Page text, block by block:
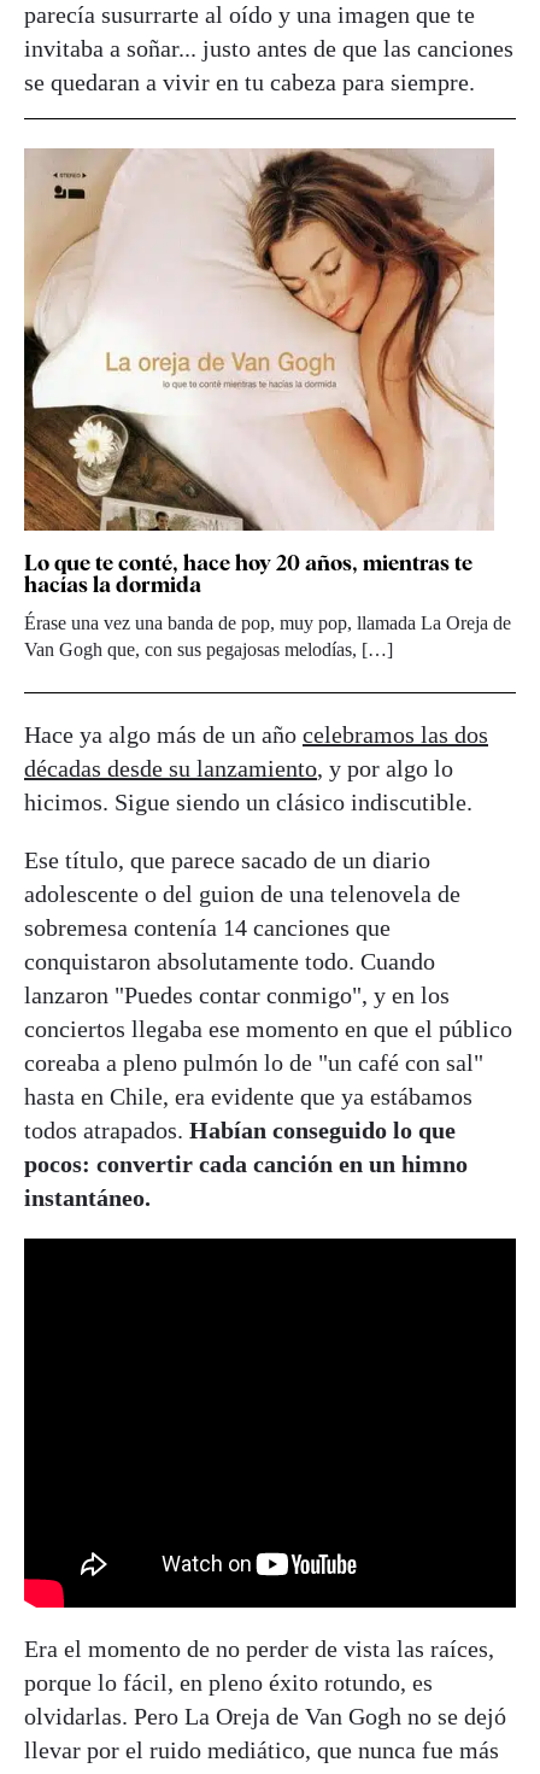
parecía susurrarte al oído y una imagen que te
invitaba a soñar... justo antes de que las canciones
se quedaran a vivir en tu cabeza para siempre.
Lo que te conté, hace hoy 20 años, mientras te
hacías la dormida
Érase una vez una banda de pop, muy pop, llamada La Oreja de
Van Gogh que, con sus pegajosas melodías, […]
Hace ya algo más de un año celebramos las dos
décadas desde su lanzamiento, y por algo lo
hicimos. Sigue siendo un clásico indiscutible.
Ese título, que parece sacado de un diario
adolescente o del guion de una telenovela de
sobremesa contenía 14 canciones que
conquistaron absolutamente todo. Cuando
lanzaron "Puedes contar conmigo", y en los
conciertos llegaba ese momento en que el público
coreaba a pleno pulmón lo de "un café con sal"
hasta en Chile, era evidente que ya estábamos
todos atrapados. Habían conseguido lo que
pocos: convertir cada canción en un himno
instantáneo.
Era el momento de no perder de vista las raíces,
porque lo fácil, en pleno éxito rotundo, es
olvidarlas. Pero La Oreja de Van Gogh no se dejó
llevar por el ruido mediático, que nunca fue más